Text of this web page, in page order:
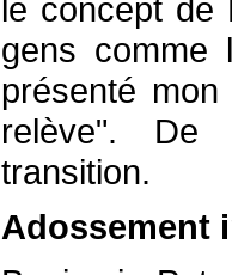
le concept de
gens comme
présenté
relève". De
transition.
Adossement